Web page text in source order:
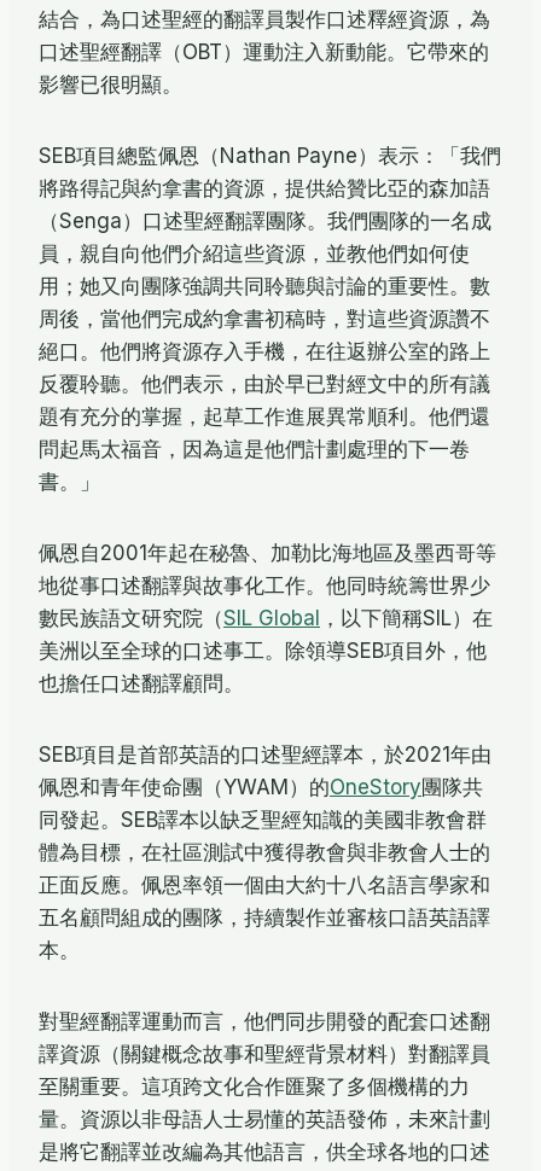
結合，為口述聖經的翻譯員製作口述釋經資源，為
口述聖經翻譯（OBT）運動注入新動能。它帶來的
影響已很明顯。
SEB項目總監佩恩（Nathan Payne）表示：「我們
將路得記與約拿書的資源，提供給贊比亞的森加語
（Senga）口述聖經翻譯團隊。我們團隊的一名成
員，親自向他們介紹這些資源，並教他們如何使
用；她又向團隊強調共同聆聽與討論的重要性。數
周後，當他們完成約拿書初稿時，對這些資源讚不
絕口。他們將資源存入手機，在往返辦公室的路上
反覆聆聽。他們表示，由於早已對經文中的所有議
題有充分的掌握，起草工作進展異常順利。他們還
問起馬太福音，因為這是他們計劃處理的下一卷
書。」
佩恩自2001年起在秘魯、加勒比海地區及墨西哥等
地從事口述翻譯與故事化工作。他同時統籌世界少
數民族語文研究院（SIL Global ，以下簡稱SIL）在
美洲以至全球的口述事工。除領導SEB項目外，他
也擔任口述翻譯顧問。
SEB項目是首部英語的口述聖經譯本，於2021年由
佩恩和青年使命團（YWAM）的OneStory團隊共
同發起。SEB譯本以缺乏聖經知識的美國非教會群
體為目標，在社區測試中獲得教會與非教會人士的
正面反應。佩恩率領一個由大約十八名語言學家和
五名顧問組成的團隊，持續製作並審核口語英語譯
本。
對聖經翻譯運動而言，他們同步開發的配套口述翻
譯資源（關鍵概念故事和聖經背景材料）對翻譯員
至關重要。這項跨文化合作匯聚了多個機構的力
量。資源以非母語人士易懂的英語發佈，未來計劃
是將它翻譯並改編為其他語言，供全球各地的口述